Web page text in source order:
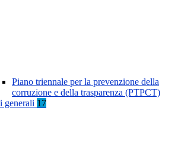
Piano triennale per la prevenzione della
corruzione e della trasparenza (PTPCT)
generali 17